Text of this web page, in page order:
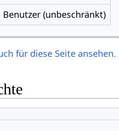
Benutzer (unbeschränkt)
für diese Seite ansehen.